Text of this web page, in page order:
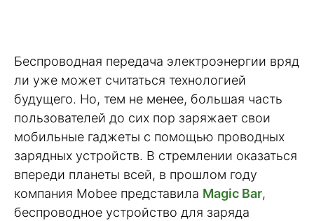
Беспроводная передача электроэнергии вряд
ли уже может считаться технологией
будущего. Но, тем не менее, большая часть
пользователей до сих пор заряжает свои
мобильные гаджеты с помощью проводных
зарядных устройств. В стремлении оказаться
впереди планеты всей, в прошлом году
компания Mobee представила Magic Bar,
беспроводное устройство для заряда